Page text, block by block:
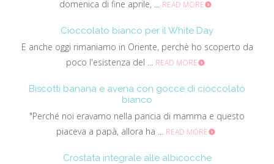
domenica di fine aprile, ... READ MORE
Cioccolato bianco per il White Day
E anche oggi rimaniamo in Oriente, perchè ho scoperto da
poco l'esistenza del ... READ MORE
Biscotti banana e avena con gocce di cioccolato
bianco
"Perché noi eravamo nella pancia di mamma e questo
piaceva a papà, allora ha ... READ MORE
Crostata integrale alle albicocche